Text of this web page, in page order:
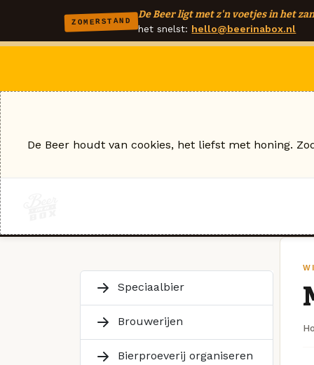
ZOMERSTAND
De Beer ligt met z'n voetjes in het
het snelst: hello@beerinabox.nl
Speciaalbier
Brouwerijen
Bierproeverij organiseren
De Beer houdt van cookies, het liefst met honing.